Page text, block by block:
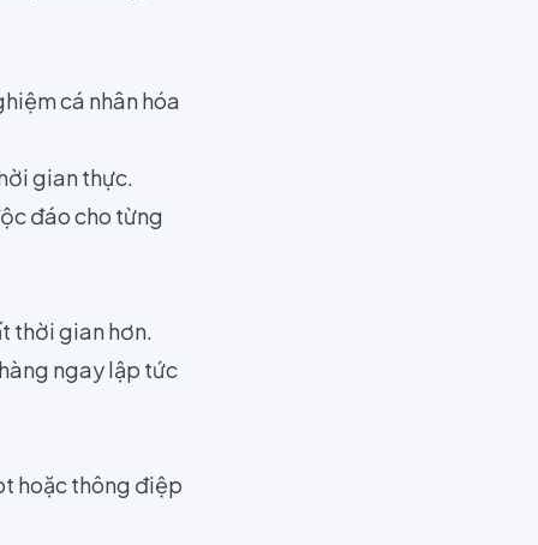
cá nhân hóa
gian thực.
đáo cho từng
thời gian hơn.
ngay lập tức
hoặc thông điệp